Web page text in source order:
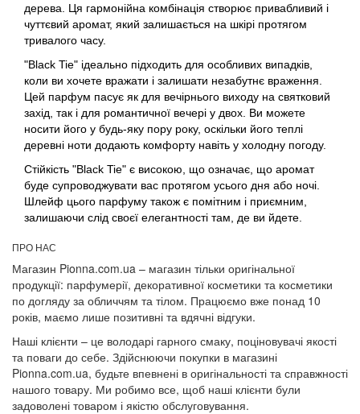
дерева. Ця гармонійна комбінація створює привабливий і
чуттєвий аромат, який залишається на шкірі протягом
тривалого часу.
"Black Tie" ідеально підходить для особливих випадків,
коли ви хочете вражати і залишати незабутнє враження.
Цей парфум пасує як для вечірнього виходу на святковий
захід, так і для романтичної вечері у двох. Ви можете
носити його у будь-яку пору року, оскільки його теплі
деревні ноти додають комфорту навіть у холодну погоду.
Стійкість "Black Tie" є високою, що означає, що аромат
буде супроводжувати вас протягом усього дня або ночі.
Шлейф цього парфуму також є помітним і приємним,
залишаючи слід своєї елегантності там, де ви йдете.
ПРО НАС
Магазин Pionna.com.ua – магазин тільки оригінальної
продукції: парфумерії, декоративної косметики та косметики
по догляду за обличчям та тілом. Працюємо вже понад 10
років, маємо лише позитивні та вдячні відгуки.
Наші клієнти – це володарі гарного смаку, поціновувачі якості
та поваги до себе. Здійснюючи покупки в магазині
Pionna.com.ua, будьте впевнені в оригінальності та справжності
нашого товару. Ми робимо все, щоб наші клієнти були
задоволені товаром і якістю обслуговування.